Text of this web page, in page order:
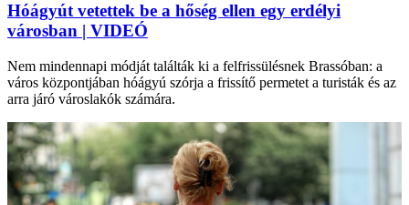
Hóágyút vetettek be a hőség ellen egy erdélyi
városban | VIDEÓ
Nem mindennapi módját találták ki a felfrissülésnek Brassóban: a
város központjában hóágyú szórja a frissítő permetet a turisták és az
arra járó városlakók számára.